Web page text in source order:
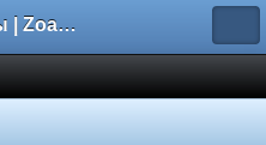
Зоантусы | Zoasfan.ru